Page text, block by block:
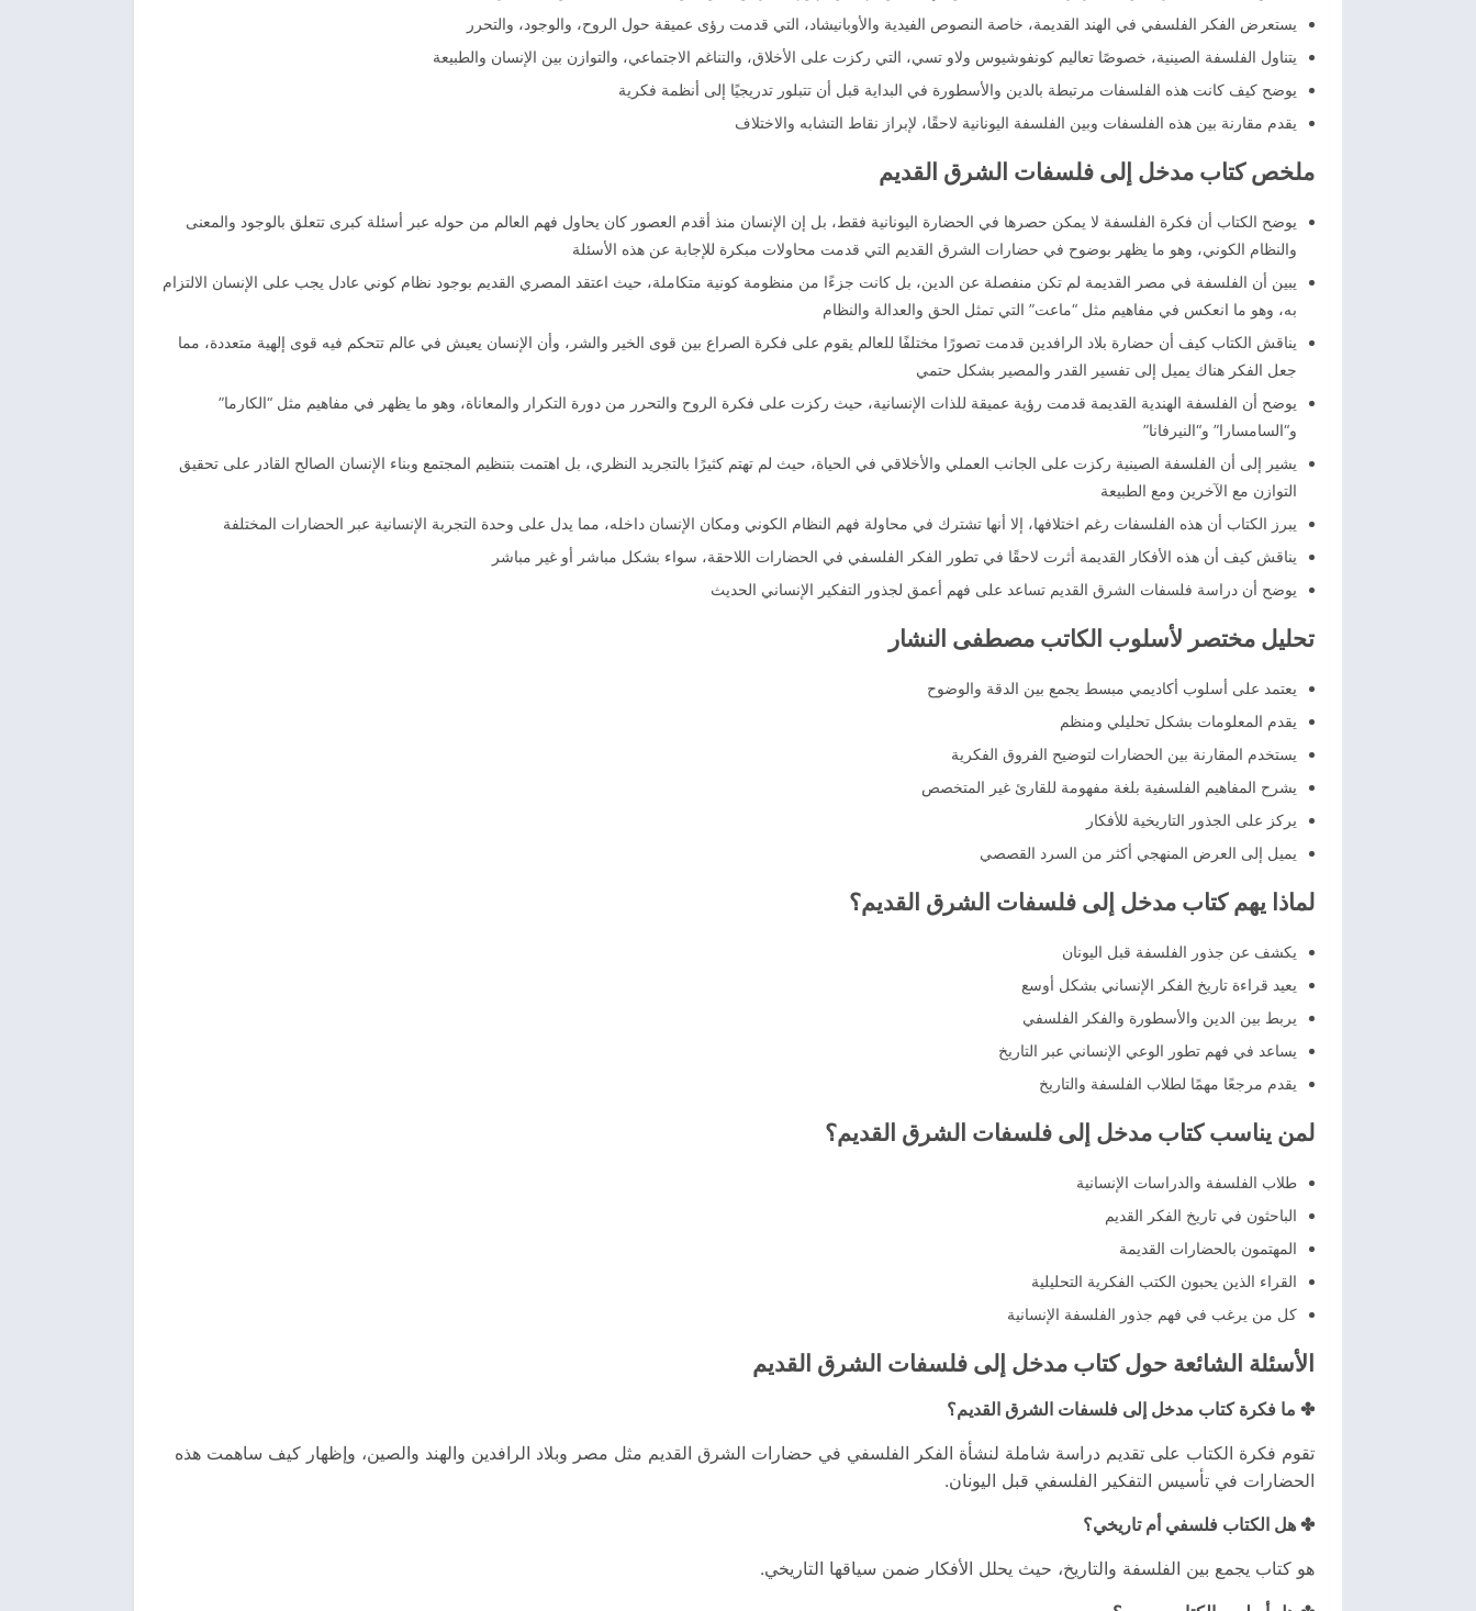
يستعرض الفكر الفلسفي في الهند القديمة، خاصة النصوص الفيدية والأوبانيشاد، التي قدمت رؤى عميقة حول الروح، والوجود، والتحرر
يتناول الفلسفة الصينية، خصوصًا تعاليم كونفوشيوس ولاو تسي، التي ركزت على الأخلاق، والتناغم الاجتماعي، والتوازن بين الإنسان والطبيعة
يوضح كيف كانت هذه الفلسفات مرتبطة بالدين والأسطورة في البداية قبل أن تتبلور تدريجيًا إلى أنظمة فكرية
يقدم مقارنة بين هذه الفلسفات وبين الفلسفة اليونانية لاحقًا، لإبراز نقاط التشابه والاختلاف
ملخص كتاب مدخل إلى فلسفات الشرق القديم
يوضح الكتاب أن فكرة الفلسفة لا يمكن حصرها في الحضارة اليونانية فقط، بل إن الإنسان منذ أقدم العصور كان يحاول فهم العالم من حوله عبر أسئلة كبرى تتعلق بالوجود والمعنى
والنظام الكوني، وهو ما يظهر بوضوح في حضارات الشرق القديم التي قدمت محاولات مبكرة للإجابة عن هذه الأسئلة
يبين أن الفلسفة في مصر القديمة لم تكن منفصلة عن الدين، بل كانت جزءًا من منظومة كونية متكاملة، حيث اعتقد المصري القديم بوجود نظام كوني عادل يجب على الإنسان الالتزام
به، وهو ما انعكس في مفاهيم مثل “ماعت” التي تمثل الحق والعدالة والنظام
يناقش الكتاب كيف أن حضارة بلاد الرافدين قدمت تصورًا مختلفًا للعالم يقوم على فكرة الصراع بين قوى الخير والشر، وأن الإنسان يعيش في عالم تتحكم فيه قوى إلهية متعددة، مما
جعل الفكر هناك يميل إلى تفسير القدر والمصير بشكل حتمي
يوضح أن الفلسفة الهندية القديمة قدمت رؤية عميقة للذات الإنسانية، حيث ركزت على فكرة الروح والتحرر من دورة التكرار والمعاناة، وهو ما يظهر في مفاهيم مثل “الكارما”
و“السامسارا” و“النيرفانا”
يشير إلى أن الفلسفة الصينية ركزت على الجانب العملي والأخلاقي في الحياة، حيث لم تهتم كثيرًا بالتجريد النظري، بل اهتمت بتنظيم المجتمع وبناء الإنسان الصالح القادر على تحقيق
التوازن مع الآخرين ومع الطبيعة
يبرز الكتاب أن هذه الفلسفات رغم اختلافها، إلا أنها تشترك في محاولة فهم النظام الكوني ومكان الإنسان داخله، مما يدل على وحدة التجربة الإنسانية عبر الحضارات المختلفة
يناقش كيف أن هذه الأفكار القديمة أثرت لاحقًا في تطور الفكر الفلسفي في الحضارات اللاحقة، سواء بشكل مباشر أو غير مباشر
يوضح أن دراسة فلسفات الشرق القديم تساعد على فهم أعمق لجذور التفكير الإنساني الحديث
تحليل مختصر لأسلوب الكاتب مصطفى النشار
يعتمد على أسلوب أكاديمي مبسط يجمع بين الدقة والوضوح
يقدم المعلومات بشكل تحليلي ومنظم
يستخدم المقارنة بين الحضارات لتوضيح الفروق الفكرية
يشرح المفاهيم الفلسفية بلغة مفهومة للقارئ غير المتخصص
يركز على الجذور التاريخية للأفكار
يميل إلى العرض المنهجي أكثر من السرد القصصي
لماذا يهم كتاب مدخل إلى فلسفات الشرق القديم؟
يكشف عن جذور الفلسفة قبل اليونان
يعيد قراءة تاريخ الفكر الإنساني بشكل أوسع
يربط بين الدين والأسطورة والفكر الفلسفي
يساعد في فهم تطور الوعي الإنساني عبر التاريخ
يقدم مرجعًا مهمًا لطلاب الفلسفة والتاريخ
لمن يناسب كتاب مدخل إلى فلسفات الشرق القديم؟
طلاب الفلسفة والدراسات الإنسانية
الباحثون في تاريخ الفكر القديم
المهتمون بالحضارات القديمة
القراء الذين يحبون الكتب الفكرية التحليلية
كل من يرغب في فهم جذور الفلسفة الإنسانية
الأسئلة الشائعة حول كتاب مدخل إلى فلسفات الشرق القديم
✤ ما فكرة كتاب مدخل إلى فلسفات الشرق القديم؟
تقوم فكرة الكتاب على تقديم دراسة شاملة لنشأة الفكر الفلسفي في حضارات الشرق القديم مثل مصر وبلاد الرافدين والهند والصين، وإظهار كيف ساهمت هذه
الحضارات في تأسيس التفكير الفلسفي قبل اليونان.
✤ هل الكتاب فلسفي أم تاريخي؟
هو كتاب يجمع بين الفلسفة والتاريخ، حيث يحلل الأفكار ضمن سياقها التاريخي.